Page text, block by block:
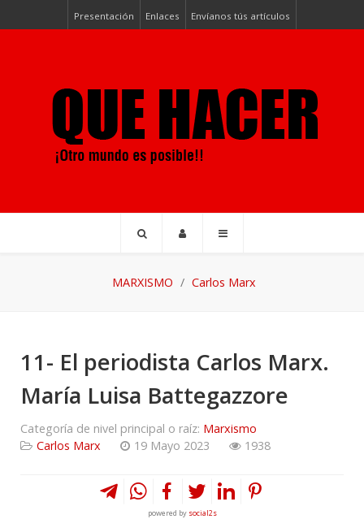
Presentación Enlaces Envíanos tús artículos
MARXISMO Carlos Marx
11- El periodista Carlos Marx.
María Luisa Battegazzore
Categoría de nivel principal o raíz: Marxismo
Carlos Marx
19 Mayo 2023 1938
powered by social2s